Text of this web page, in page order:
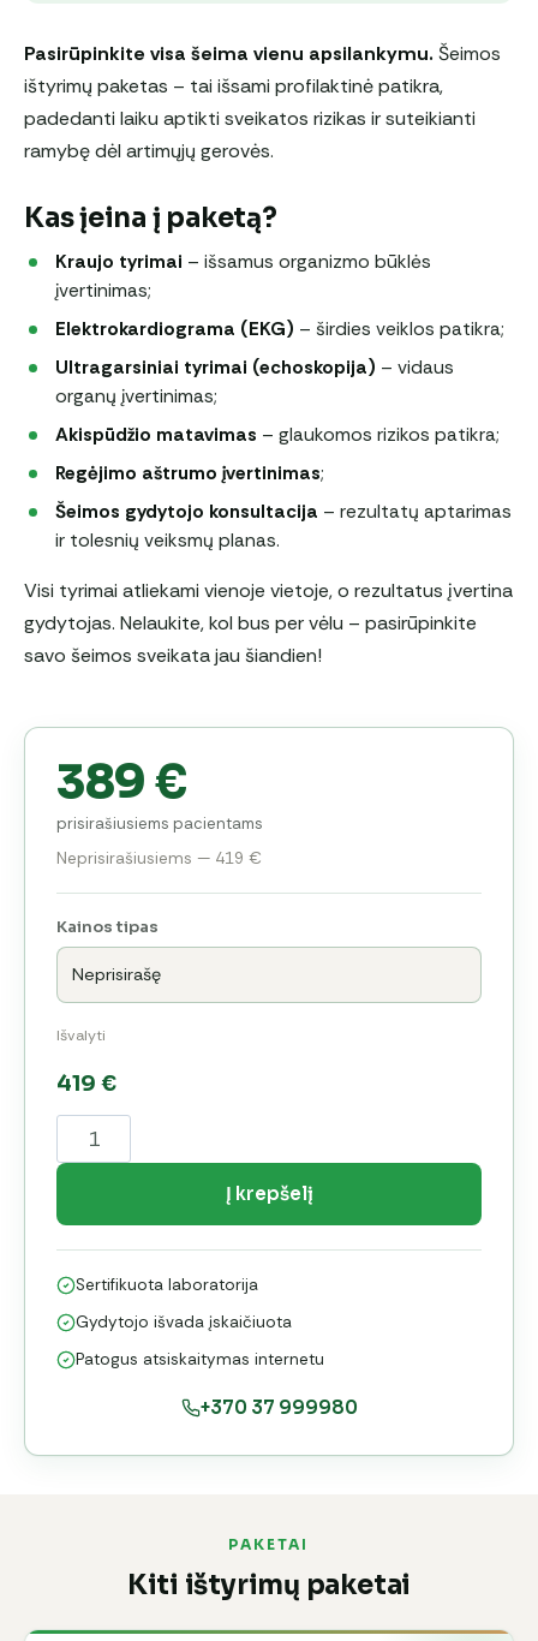
Pasirūpinkite visa šeima vienu apsilankymu. Šeimos
ištyrimų paketas – tai išsami profilaktinė patikra,
padedanti laiku aptikti sveikatos rizikas ir suteikianti
ramybę dėl artimųjų gerovės.
Kas įeina į paketą?
Kraujo tyrimai – išsamus organizmo būklės
įvertinimas;
Elektrokardiograma (EKG) – širdies veiklos patikra;
Ultragarsiniai tyrimai (echoskopija) – vidaus
organų įvertinimas;
Akispūdžio matavimas – glaukomos rizikos patikra;
Regėjimo aštrumo įvertinimas;
Šeimos gydytojo konsultacija – rezultatų aptarimas
ir tolesnių veiksmų planas.
Visi tyrimai atliekami vienoje vietoje, o rezultatus įvertina
gydytojas. Nelaukite, kol bus per vėlu – pasirūpinkite
savo šeimos sveikata jau šiandien!
389 €
prisirašiusiems pacientams
Neprisirašiusiems — 419 €
Kainos tipas
Išvalyti
419 €
produkto
kiekis:
ištyrimų
paketas
—
2
suaugę
vaikai
Į krepšelį
Sertifikuota laboratorija
Gydytojo išvada įskaičiuota
Patogus atsiskaitymas internetu
+370 37 999980
PAKETAI
Kiti ištyrimų paketai